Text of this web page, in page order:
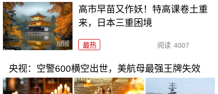
高市早苗又作妖！特高课卷土重
来，日本三重困境
最热 阅读 4007
央视：空警600横空出世，美航母最强王牌失效